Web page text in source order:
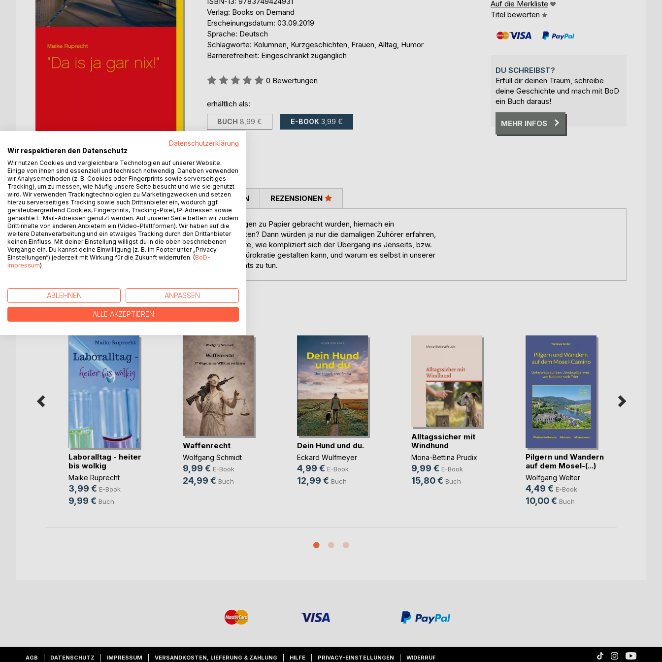
Verlag: Books on Demand
Erscheinungsdatum: 03.09.2019
Sprache: Deutsch
Schlagworte: Kolumnen, Kurzgeschichten, Frauen, Alltag, Humor
Barrierefreiheit: Eingeschränkt zugänglich
Bewertung::
0 Bewertungen
erhältlich als:
BUCH 8,99 € E-BOOK 3,99 €
Auf die Merkliste
Titel bewerten
DU SCHREIBST?
Erfüll dir deinen Traum, schreibe
deine Geschichte und mach mit BoD
ein Buch daraus!
MEHR INFOS
BESCHREIBUNG
Sollen Texte, die einst spontan oder für Schreibkurslesungen zu Papier gebracht wurden, hiernach ein
Schattendasein auf der Festplatte meines Computers fristen? Dann würden ja nur die damaligen Zuhörer erfahren,
warum Rapunzel auch mit kurzen Haaren ihren Weg machte, wie kompliziert sich der Übergang ins Jenseits, bzw.
das friedliche Verweilen dort angesichts überbordender Bürokratie gestalten kann, und warum es selbst in unserer
betriebsamen Zeit völlig in Ordnung ist, mal überhaupt nichts zu tun.
AUTOR/IN PRESSESTIMMEN REZENSIONEN
WEITERE TITEL BEIBoD
Laboralltag - heiter
bis wolkig
Maike Ruprecht
3,99 € E-Book
9,99 € Buch
Waffenrecht
Wolfgang Schmidt
9,99 € E-Book
24,99 € Buch
Dein Hund und du.
Eckard Wulfmeyer
4,99 € E-Book
12,99 € Buch
Alltagssicher mit
Windhund
Mona-Bettina Prudix
9,99 € E-Book
15,80 € Buch
Pilgern und Wandern
auf dem Mosel-(...)
Wolfgang Welter
4,49 € E-Book
10,00 € Buch
AGB DATENSCHUTZ IMPRESSUM VERSANDKOSTEN, LIEFERUNG & ZAHLUNG HILFE PRIVACY-EINSTELLUNGEN WIDERRUF
Datenschutzerklärung
Wir respektieren den Datenschutz
Wir nutzen Cookies und vergleichbare Technologien auf unserer Website.
Einige von ihnen sind essenziell und technisch notwendig. Daneben verwenden
wir Analysemethoden (z. B. Cookies oder Fingerprints sowie serverseitiges
Tracking), um zu messen, wie häufig unsere Seite besucht und wie sie genutzt
wird. Wir verwenden Trackingtechnologien zu Marketingzwecken und setzen
hierzu serverseitiges Tracking sowie auch Drittanbieter ein, wodurch ggf.
geräteübergreifend Cookies, Fingerprints, Tracking-Pixel, IP-Adressen sowie
gehashte E-Mail-Adressen genutzt werden. Auf unserer Seite betten wir zudem
Drittinhalte von anderen Anbietern ein (Video-Plattformen). Wir haben auf die
weitere Datenverarbeitung und ein etwaiges Tracking durch den Drittanbieter
keinen Einfluss. Mit deiner Einstellung willigst du in die oben beschriebenen
Vorgänge ein. Du kannst deine Einwilligung (z. B. im Footer unter „Privacy-
Einstellungen“) jederzeit mit Wirkung für die Zukunft widerrufen. (BoD-
Impressum)
ABLEHNEN ANPASSEN
ALLE AKZEPTIEREN